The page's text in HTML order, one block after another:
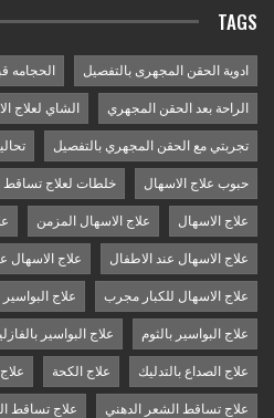
TAGS
ادوية الحقن المجهرى بالتفصيل الحجامه
الراحة بعد الحقن المجهري الشاي لعلاج
تجربتي مع الحقن المجهري بالتفصيل
حبوب علاج الاسهال خلطات لعلاج تساقط
علاج الاسهال علاج الاسهال المزمن
علاج الاسهال عند الاطفال علاج الاسهال
علاج الاسهال للكبار مجرب علاج البواسير
علاج البواسير بالثوم علاج البواسير
علاج الصداع بالتدليك علاج الكحة
علاج تساقط الشعر الدهني علاج تساقط